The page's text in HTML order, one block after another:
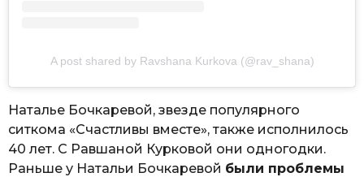
A post shared by Ravshana Kurkova (@rav_shana)
Наталье Бочкаревой, звезде популярного
ситкома «Счастливы вместе», также исполнилось
40 лет. С Равшаной Курковой они одногодки.
Раньше у Натальи Бочкаревой были проблемы